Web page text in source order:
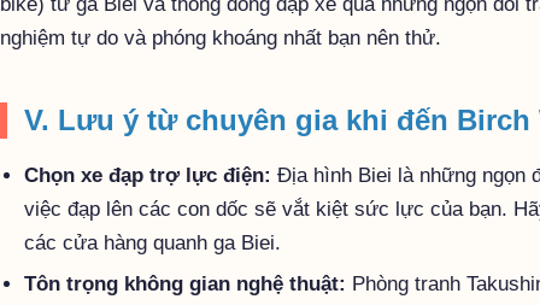
nghiệm tự do và phóng khoáng nhất bạn nên thử.
V. Lưu ý từ chuyên gia khi đến Birch
Chọn xe đạp trợ lực điện: Địa hình Biei là những ngọn
việc đạp lên các con dốc sẽ vắt kiệt sức lực của bạn.
các cửa hàng quanh ga Biei.
Tôn trọng không gian nghệ thuật: Phòng tranh